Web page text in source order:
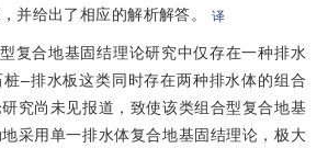
并给出了相应的解析解答。
译
复合地基固结理论研究中仅存在一种排水
–排水板这类同时存在两种排水体的组合
究尚未见报道，致使该类组合型复合地基
采用单一排水体复合地基固结理论，极大